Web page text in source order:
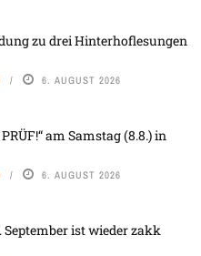
zu drei Hinterhoflesungen
6. AUGUST 2026
am Samstag (8.8.) in
6. AUGUST 2026
September ist wieder zakk